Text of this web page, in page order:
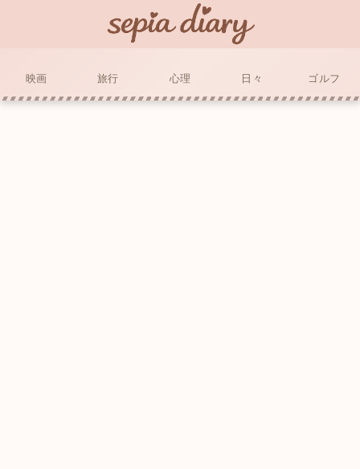
映画 旅行 心理 日々 ゴルフ